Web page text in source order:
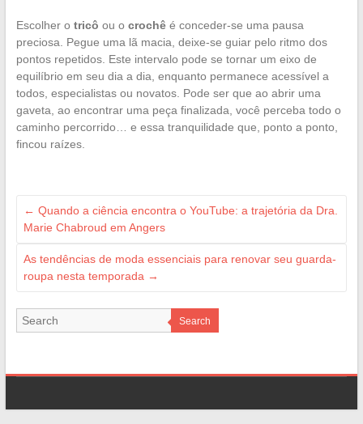
Escolher o tricô ou o crochêé conceder-se uma pausa
preciosa. Pegue uma lã macia, deixe-se guiar pelo ritmo dos
pontos repetidos. Este intervalo pode se tornar um eixo de
equilíbrio em seu dia a dia, enquanto permanece acessível a
todos, especialistas ou novatos. Pode ser que ao abrir uma
gaveta, ao encontrar uma peça finalizada, você perceba todo o
caminho percorrido… e essa tranquilidade que, ponto a ponto,
fincou raízes.
← Quando a ciência encontra o YouTube: a trajetória da Dra.
Marie Chabroud em Angers
As tendências de moda essenciais para renovar seu guarda-
roupa nesta temporada →
Search